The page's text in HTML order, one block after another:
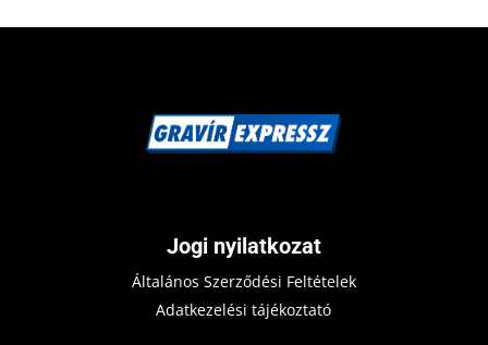
Jogi nyilatkozat
Általános Szerződési Feltételek
Adatkezelési tájékoztató